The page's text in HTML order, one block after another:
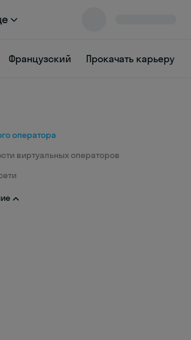
Французский Прокачать карьеру
оператора
виртуальных операторов